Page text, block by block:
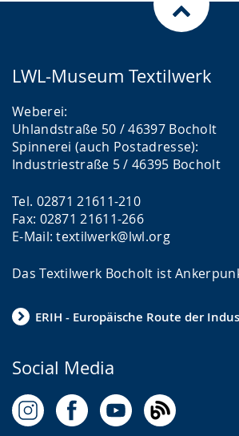
LWL-Museum Textilwerk
Weberei:
Uhlandstraße 50 / 46397 Bocholt
Spinnerei (auch Postadresse):
Industriestraße 5 / 46395 Bocholt
Tel. 02871 21611-210
Fax: 02871 21611-266
E-Mail: textilwerk@lwl.org
Das Textilwerk Bocholt ist
ERIH - Europäische Route der
Social Media